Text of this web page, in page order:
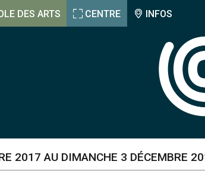
DES ARTS CENTRE INFOS
2017 AU DIMANCHE 3 DÉCEMBRE